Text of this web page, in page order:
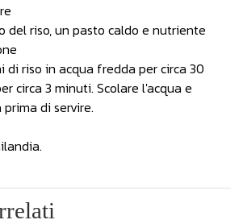
del riso, un pasto caldo e nutriente
di riso in acqua fredda per circa 30
circa 3 minuti. Scolare l'acqua e
di servire.